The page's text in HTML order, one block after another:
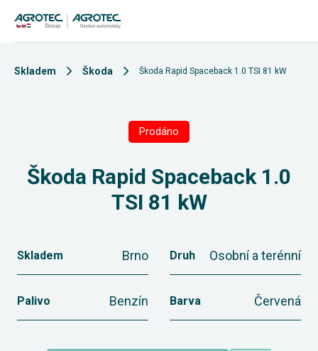
Skladem Škoda Škoda Rapid Spaceback 1.0 TSI 81 kW
Prodáno
Škoda Rapid Spaceback 1.0
TSI 81 kW
Skladem Brno Druh Osobní a terénní
Palivo Benzín Barva Červená